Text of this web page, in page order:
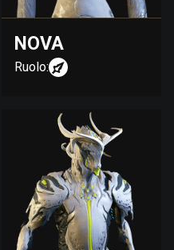
NOVA
Ruolo: